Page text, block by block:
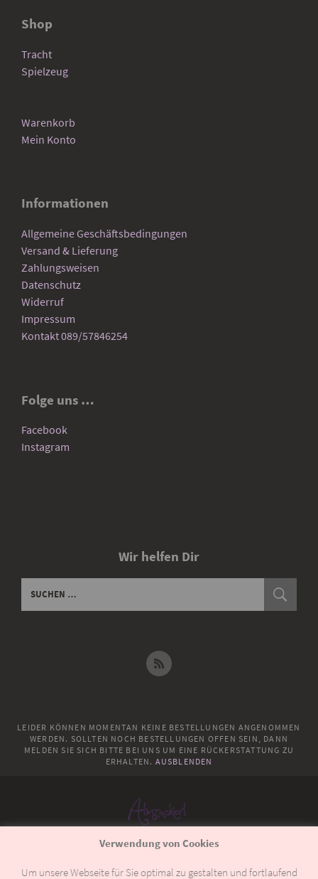
Shop
Tracht
Spielzeug
Warenkorb
Mein Konto
Informationen
Allgemeine Geschäftsbedingungen
Versand & Lieferung
Zahlungsweisen
Datenschutz
Widerruf
Impressum
Kontakt 089/57846254
Folge uns …
Facebook
Instagram
Wir helfen Dir
LEIDER KÖNNEN MOMENTAN KEINE BESTELLUNGEN ANGENOMMEN
WERDEN. SOLLTEN NOCH BESTELLUNGEN OFFEN SEIN, DANN
MELDEN SIE SICH BITTE BEI UNS UM EINE RÜCKERSTATTUNG ZU
ERHALTEN. AUSBLENDEN
© 2018Almzuckerl
Verwendung von Cookies
Um unsere Webseite für Sie optimal zu gestalten und fortlaufend